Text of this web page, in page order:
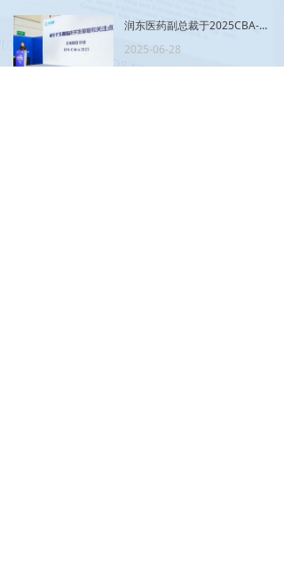
润东医药副总裁于2025CBA-China专场发表演讲，引领创新药早期临床开发新思路
2025-06-28